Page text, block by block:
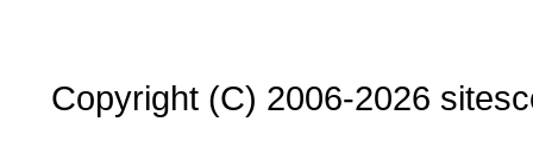
Copyright (C) 2006-2026